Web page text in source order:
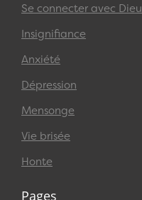
Se connecter avec Dieu
Insignifiance
Anxiété
Dépression
Mensonge
Vie brisée
Honte
Pages